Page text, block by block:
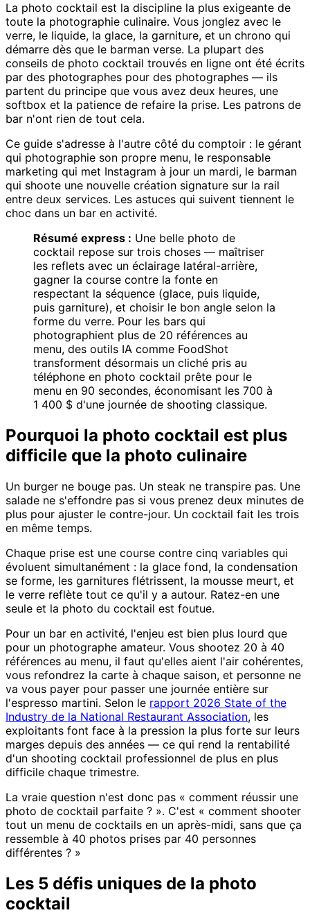
La photo cocktail est la discipline la plus exigeante de
toute la photographie culinaire. Vous jonglez avec le
verre, le liquide, la glace, la garniture, et un chrono qui
démarre dès que le barman verse. La plupart des
conseils de photo cocktail trouvés en ligne ont été écrits
par des photographes pour des photographes — ils
partent du principe que vous avez deux heures, une
softbox et la patience de refaire la prise. Les patrons de
bar n'ont rien de tout cela.
Ce guide s'adresse à l'autre côté du comptoir : le gérant
qui photographie son propre menu, le responsable
marketing qui met Instagram à jour un mardi, le barman
qui shoote une nouvelle création signature sur la rail
entre deux services. Les astuces qui suivent tiennent le
choc dans un bar en activité.
Résumé express : Une belle photo de
cocktail repose sur trois choses — maîtriser
les reflets avec un éclairage latéral-arrière,
gagner la course contre la fonte en
respectant la séquence (glace, puis liquide,
puis garniture), et choisir le bon angle selon la
forme du verre. Pour les bars qui
photographient plus de 20 références au
menu, des outils IA comme FoodShot
transforment désormais un cliché pris au
téléphone en photo cocktail prête pour le
menu en 90 secondes, économisant les 700 à
1 400 $ d'une journée de shooting classique.
Pourquoi la photo cocktail est plus
difficile que la photo culinaire
Un burger ne bouge pas. Un steak ne transpire pas. Une
salade ne s'effondre pas si vous prenez deux minutes de
plus pour ajuster le contre-jour. Un cocktail fait les trois
en même temps.
Chaque prise est une course contre cinq variables qui
évoluent simultanément : la glace fond, la condensation
se forme, les garnitures flétrissent, la mousse meurt, et
le verre reflète tout ce qu'il y a autour. Ratez-en une
seule et la photo du cocktail est foutue.
Pour un bar en activité, l'enjeu est bien plus lourd que
pour un photographe amateur. Vous shootez 20 à 40
références au menu, il faut qu'elles aient l'air cohérentes,
vous refondrez la carte à chaque saison, et personne ne
va vous payer pour passer une journée entière sur
l'espresso martini. Selon le rapport 2026 State of the
Industry de la National Restaurant Association, les
exploitants font face à la pression la plus forte sur leurs
marges depuis des années — ce qui rend la rentabilité
d'un shooting cocktail professionnel de plus en plus
difficile chaque trimestre.
La vraie question n'est donc pas « comment réussir une
photo de cocktail parfaite ? ». C'est « comment shooter
tout un menu de cocktails en un après-midi, sans que ça
ressemble à 40 photos prises par 40 personnes
différentes ? »
Les 5 défis uniques de la photo
cocktail